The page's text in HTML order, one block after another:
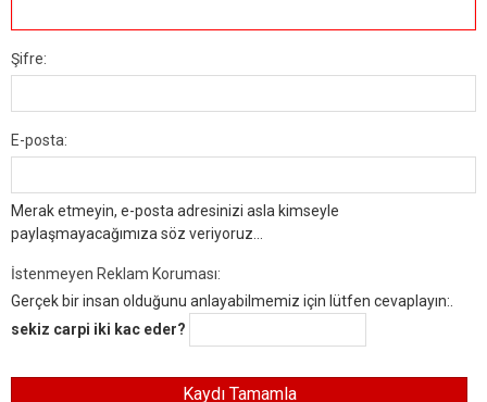
Şifre:
E-posta:
Merak etmeyin, e-posta adresinizi asla kimseyle
paylaşmayacağımıza söz veriyoruz...
İstenmeyen Reklam Koruması:
Gerçek bir insan olduğunu anlayabilmemiz için lütfen cevaplayın:.
sekiz carpi iki kac eder?